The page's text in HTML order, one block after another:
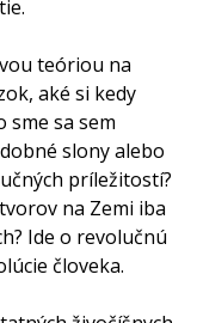
teóriou na
aké si kedy
sme sa sem
slony alebo
príležitostí?
na Zemi iba
Ide o revolučnú
človeka.